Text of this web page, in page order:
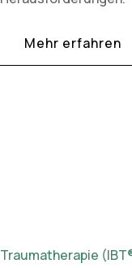
Mehr erfahren
Traumatherapie